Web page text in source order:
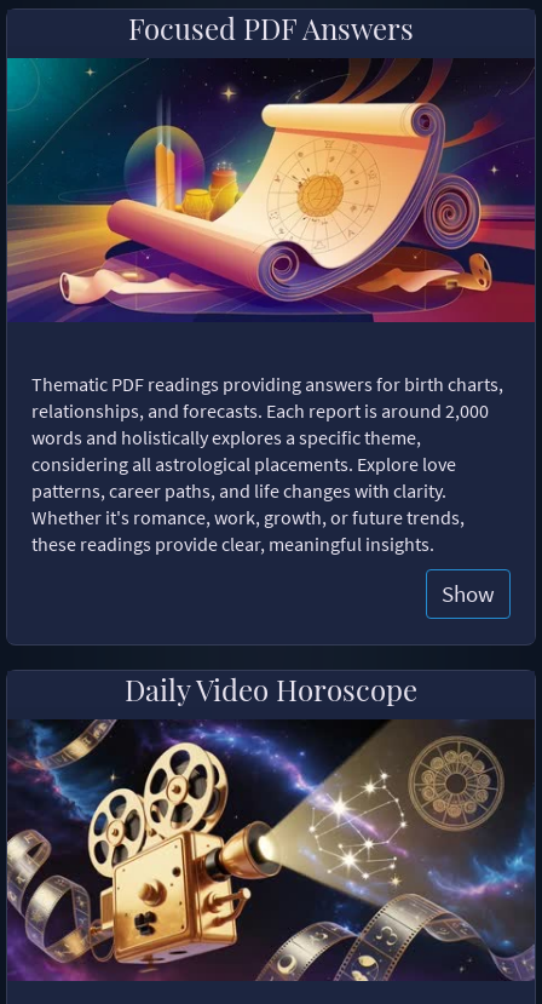
Focused PDF Answers
Thematic PDF readings providing answers for birth charts,
relationships, and forecasts. Each report is around 2,000
words and holistically explores a specific theme,
considering all astrological placements. Explore love
patterns, career paths, and life changes with clarity.
Whether it's romance, work, growth, or future trends,
these readings provide clear, meaningful insights.
Show
Daily Video Horoscope